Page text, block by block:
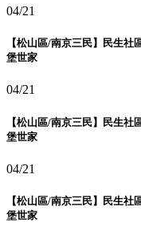
04/21
【松山區/南京三民】民生
堡世家
04/21
【松山區/南京三民】民生
堡世家
04/21
【松山區/南京三民】民生
堡世家